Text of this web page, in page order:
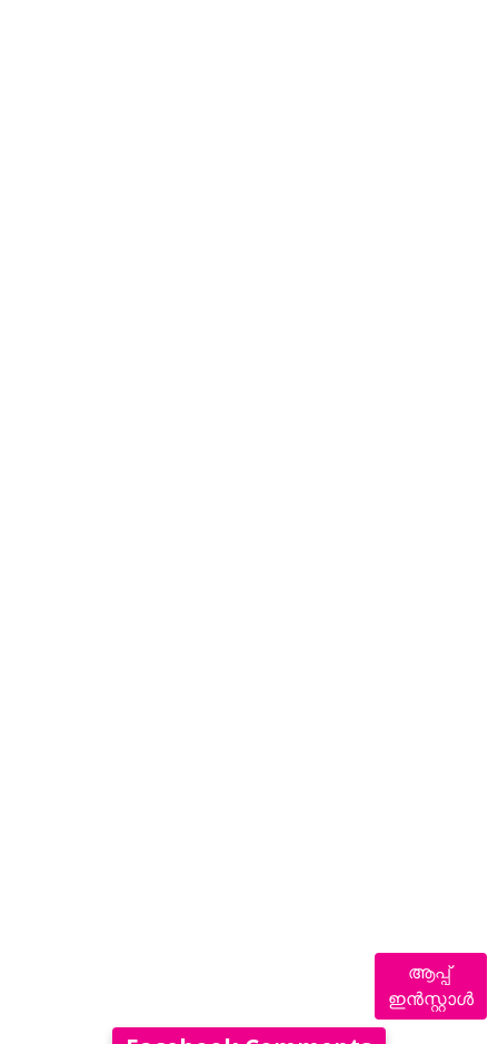
ആപ്പ്
ഇൻസ്റ്റാൾ